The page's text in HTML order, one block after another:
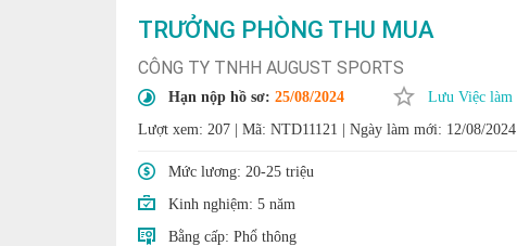
TRƯỞNG PHÒNG THU MUA
CÔNG TY TNHH AUGUST SPORTS
Hạn nộp hồ sơ: 25/08/2024
Lưu Việc làm
Lượt xem: 207
Mã: NTD11121 Ngày làm mới: 12/08/2024
Mức lương: 20-25 triệu
Kinh nghiệm: 5 năm
Bằng cấp: Phổ thông